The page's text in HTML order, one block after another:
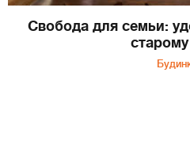
Свобода для семьи: